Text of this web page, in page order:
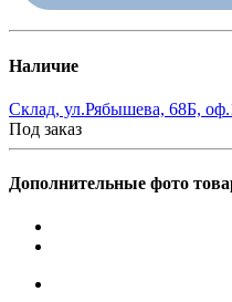
Наличие
Склад, ул.Рябышева, 68Б,
Под заказ
Дополнительные фото